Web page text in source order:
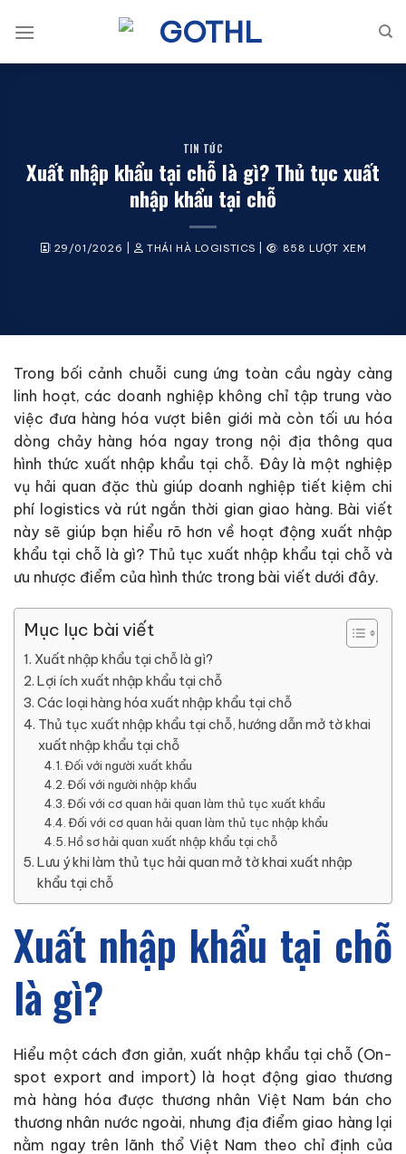
qua
TIN TỨC
Xuất nhập khẩu tại chỗ là gì? Thủ tục xuất
nhập khẩu tại chỗ
29/01/2026 | THÁI HÀ LOGISTICS | 858 LƯỢT XEM
Trong bối cảnh chuỗi cung ứng toàn cầu ngày càng
linh hoạt, các doanh nghiệp không chỉ tập trung vào
việc đưa hàng hóa vượt biên giới mà còn tối ưu hóa
dòng chảy hàng hóa ngay trong nội địa thông qua
hình thức xuất nhập khẩu tại chỗ. Đây là một nghiệp
vụ hải quan đặc thù giúp doanh nghiệp tiết kiệm chi
phí logistics và rút ngắn thời gian giao hàng. Bài viết
này sẽ giúp bạn hiểu rõ hơn về hoạt động xuất nhập
khẩu tại chỗ là gì? Thủ tục xuất nhập khẩu tại chỗ và
ưu nhược điểm của hình thức trong bài viết dưới đây.
Mục lục bài viết
Xuất nhập khẩu tại chỗ là gì?
Lợi ích xuất nhập khẩu tại chỗ
Các loại hàng hóa xuất nhập khẩu tại chỗ
Thủ tục xuất nhập khẩu tại chỗ, hướng dẫn mở tờ khai
xuất nhập khẩu tại chỗ
Đối với người xuất khẩu
Đối với người nhập khẩu
Đối với cơ quan hải quan làm thủ tục xuất khẩu
Đối với cơ quan hải quan làm thủ tục nhập khẩu
Hồ sơ hải quan xuất nhập khẩu tại chỗ
Lưu ý khi làm thủ tục hải quan mở tờ khai xuất nhập
khẩu tại chỗ
Xuất nhập khẩu tại chỗ
là gì?
Hiểu một cách đơn giản, xuất nhập khẩu tại chỗ (On-
spot export and import) là hoạt động giao thương
mà hàng hóa được thương nhân Việt Nam bán cho
thương nhân nước ngoài, nhưng địa điểm giao hàng lại
nằm ngay trên lãnh thổ Việt Nam theo chỉ định của